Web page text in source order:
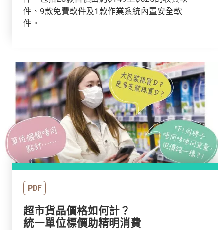
件、9款免費軟件及1款作業系統內置安全軟
件。
PDF
超市貨品價格如何計？
統一單位標價助精明消費